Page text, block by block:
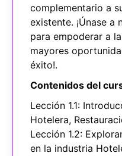
complementario a
existente. ¡Únase a
para empoderar a
mayores
éxito!.
Contenidos del
Lección 1.1:
Hotelera,
Lección 1.2:
en la industria